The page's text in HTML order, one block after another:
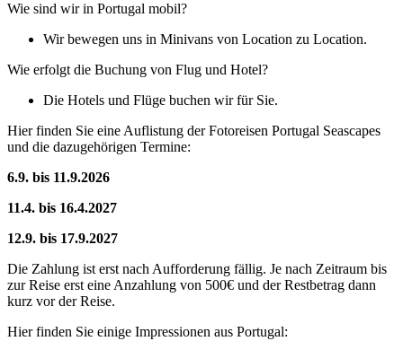
Wie sind wir in Portugal mobil?
Wir bewegen uns in Minivans von Location zu Location.
Wie erfolgt die Buchung von Flug und Hotel?
Die Hotels und Flüge buchen wir für Sie.
Hier finden Sie eine Auflistung der Fotoreisen Portugal Seascapes
und die dazugehörigen Termine:
6.9. bis 11.9.2026
11.4. bis 16.4.2027
12.9. bis 17.9.2027
Die Zahlung ist erst nach Aufforderung fällig. Je nach Zeitraum bis
zur Reise erst eine Anzahlung von 500€ und der Restbetrag dann
kurz vor der Reise.
Hier finden Sie einige Impressionen aus Portugal: